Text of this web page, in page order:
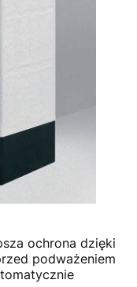
ochrona dzięki
podważeniem